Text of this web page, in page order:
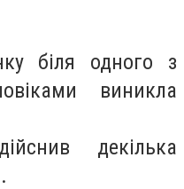
біля одного з
виникла
декілька